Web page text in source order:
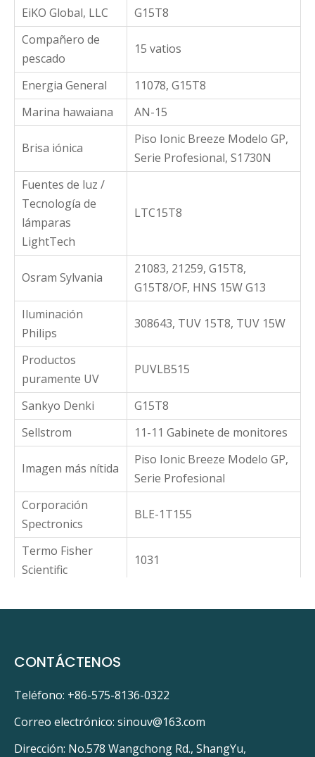
EiKO Global, LLC
G15T8
Compañero de
pescado
15 vatios
Energia General
11078, G15T8
Marina hawaiana
AN-15
Brisa iónica
Piso Ionic Breeze Modelo GP,
Serie Profesional, S1730N
Fuentes de luz /
Tecnología de
lámparas
LightTech
LTC15T8
Osram Sylvania
21083, 21259, G15T8,
G15T8/OF, HNS 15W G13
Iluminación
Philips
308643, TUV 15T8, TUV 15W
Productos
puramente UV
PUVLB515
Sankyo Denki
G15T8
Sellstrom
11-11 Gabinete de monitores
Imagen más nítida
Piso Ionic Breeze Modelo GP,
Serie Profesional
Corporación
Spectronics
BLE-1T155
Termo Fisher
Scientific
1031
estanque UV15
Anterior:
Siguiente:
CONTÁCTENOS
Teléfono: +86-575-8136-0322
Correo electrónico: sinouv@163.com
Dirección: No.578 Wangchong Rd., ShangYu,